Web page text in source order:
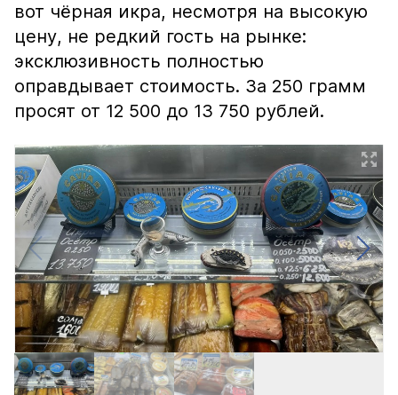
вот чёрная икра, несмотря на высокую
цену, не редкий гость на рынке:
эксклюзивность полностью
оправдывает стоимость. За 250 грамм
просят от 12 500 до 13 750 рублей.